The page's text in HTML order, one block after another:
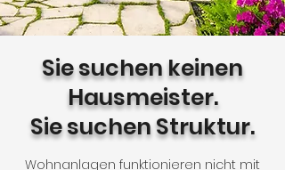
Sie suchen keinen
Hausmeister.
Sie suchen Struktur.
Wohnanlagen funktionieren nicht mit